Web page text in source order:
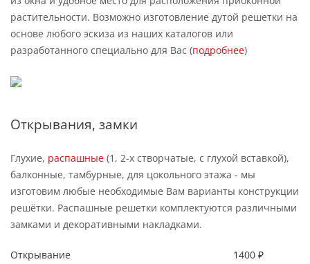
растительности. Возможно изготовление дутой решетки на
основе любого эскиза из наших каталогов или
разработанного специально для Вас (подробнее)
Открывания, замки
Глухие, распашные (1, 2-х створчатые, с глухой вставкой),
балконные, тамбурные, для цокольного этажа - мы
изготовим любые необходимые Вам варианты конструкции
решётки. Распашные решетки комплектуются различными
замками и декоративными накладками.
Открывание
1400 ₽